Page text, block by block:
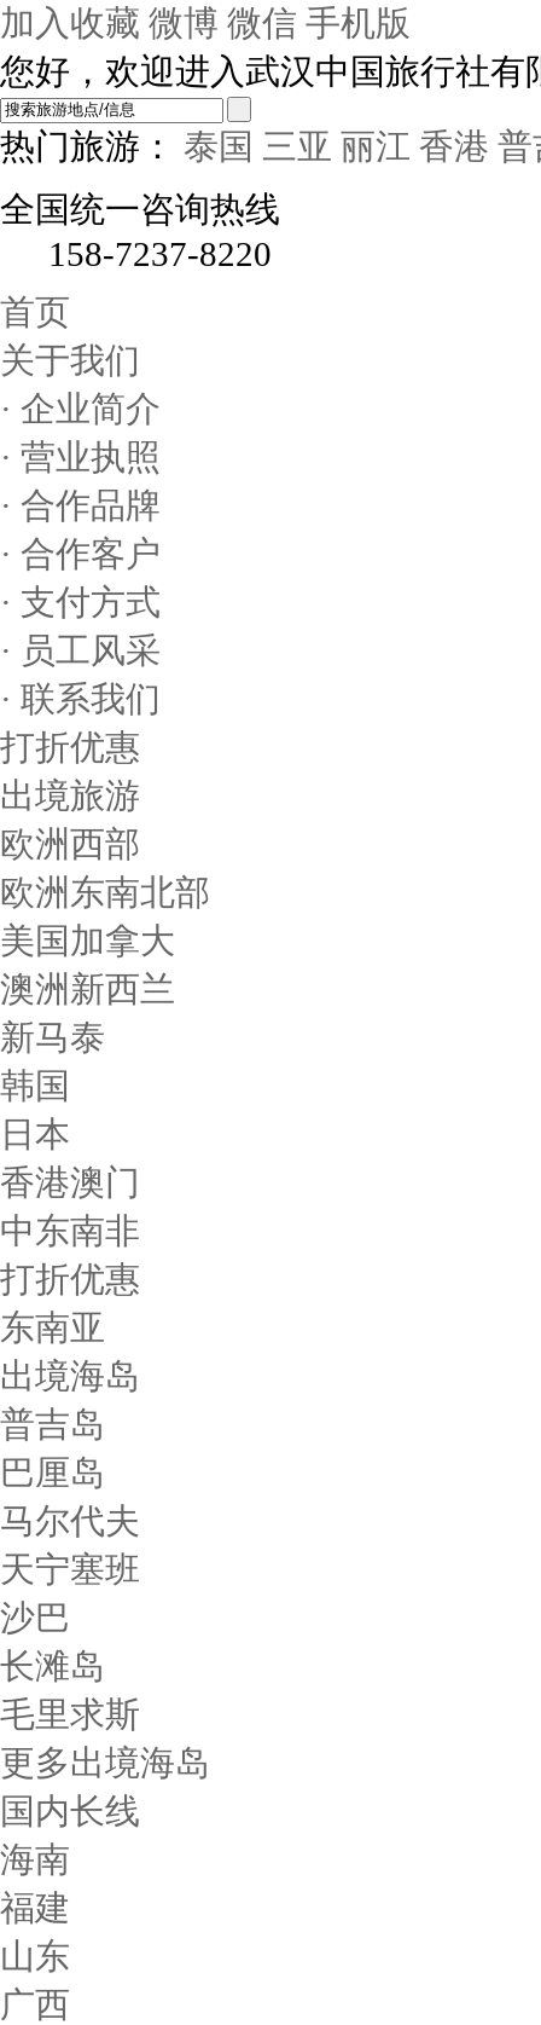
加入收藏 微博 微信 手机版
您好，欢迎进入武汉中国旅行社
热门旅游：
泰国 三亚 丽江 香港 普
全国统一咨询热线
158-7237-8220
首页
关于我们
· 企业简介
· 营业执照
· 合作品牌
· 合作客户
· 支付方式
· 员工风采
· 联系我们
打折优惠
出境旅游
欧洲西部
欧洲东南北部
美国加拿大
澳洲新西兰
新马泰
韩国
日本
香港澳门
中东南非
打折优惠
东南亚
出境海岛
普吉岛
巴厘岛
马尔代夫
天宁塞班
沙巴
长滩岛
毛里求斯
更多出境海岛
国内长线
海南
福建
山东
广西